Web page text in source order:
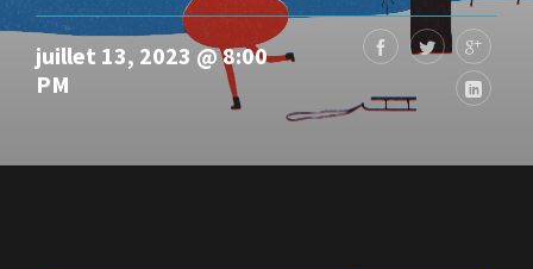
juillet 13, 2023 @ 8:00
PM